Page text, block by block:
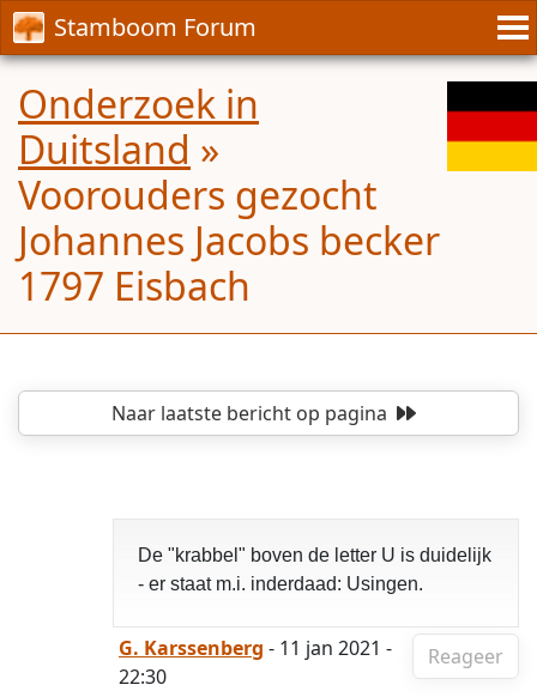
Stamboom Forum
Onderzoek in
Duitsland »
Voorouders gezocht
Johannes Jacobs becker
1797 Eisbach
Naar laatste berichtop pagina
De "krabbel" boven de letter U is duidelijk
- er staat m.i. inderdaad: Usingen.
Reageer
G. Karssenberg - 11 jan 2021 -
22:30